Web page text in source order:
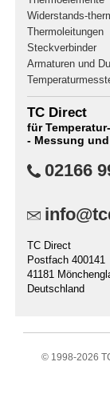
Widerstands-
Thermoleitungen
Steckverbinder
Armaturen und
TC Direct
für
- Messung
02166
TC Direct
Postfach 400141
41181
Deutschland
© 1998-2026